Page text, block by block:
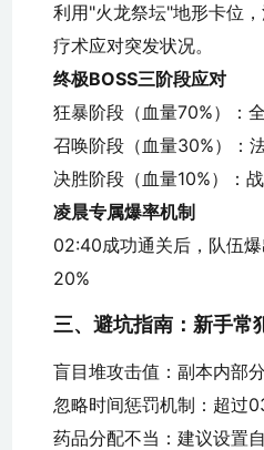
利用"火龙祭坛"地形卡位
疗术应对突发状况。
终极BOSS三阶段应对
狂暴阶段（血量70%）：
召唤阶段（血量30%）：
决胜阶段（血量10%）：
凌晨专属爆率机制
02:40成功通关后，队伍
20%
三、避坑指南：新手常
盲目堆攻击值：副本内部
忽略时间惩罚机制：超过
药品分配不当：建议设置